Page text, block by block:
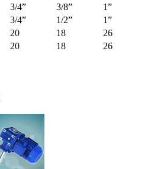
3/4” 3/8”
1”
3/4” 1/2”
1”
20 18
26
20 18 26